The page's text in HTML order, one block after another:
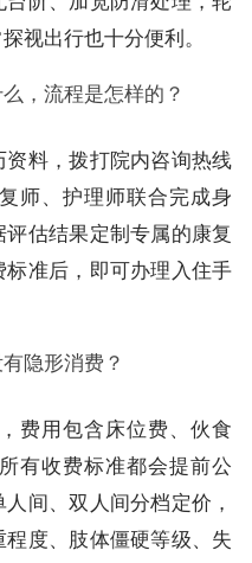
视出行也十分便利。
，流程是怎样的？
料，拨打院内咨询热线
师、护理师联合完成身
估结果定制专属的康复
准后，即可办理入住手
隐形消费？
费用包含床位费、伙食
有收费标准都会提前公
间、双人间分档定价，
度、肢体僵硬等级、失